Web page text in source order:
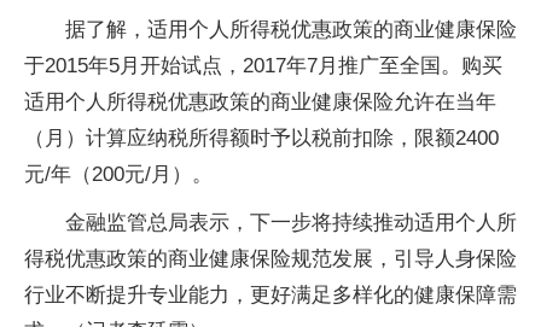
据了解，适用个人所得税优惠政策的商业健康保险
于2015年5月开始试点，2017年7月推广至全国。购买
适用个人所得税优惠政策的商业健康保险允许在当年
（月）计算应纳税所得额时予以税前扣除，限额2400
元/年（200元/月）。
金融监管总局表示，下一步将持续推动适用个人所
得税优惠政策的商业健康保险规范发展，引导人身保险
行业不断提升专业能力，更好满足多样化的健康保障需